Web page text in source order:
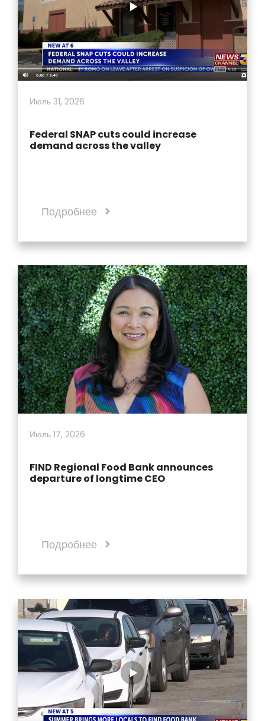
Июль 31, 2026
Federal SNAP cuts could increase
demand across the valley
Подробнее
Июль 17, 2026
FIND Regional Food Bank announces
departure of longtime CEO
Подробнее